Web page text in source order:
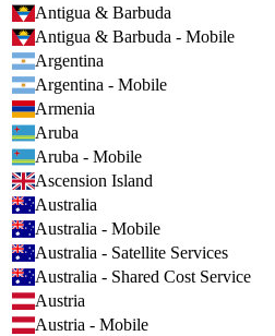
Antigua & Barbuda
Antigua & Barbuda - Mobile
Argentina
Argentina - Mobile
Armenia
Aruba
Aruba - Mobile
Ascension Island
Australia
Australia - Mobile
Australia - Satellite Services
Australia - Shared Cost Service
Austria
Austria - Mobile